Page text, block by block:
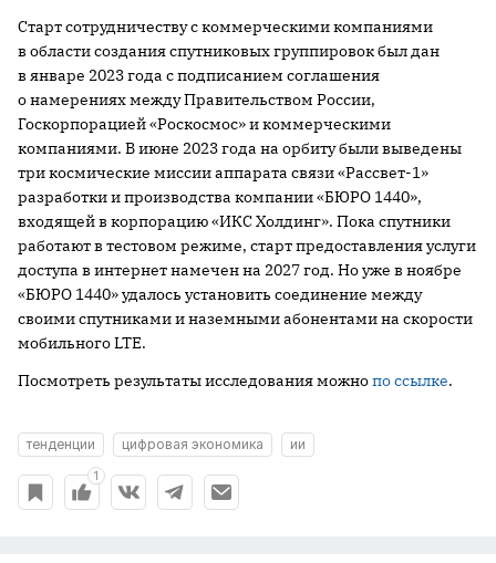
Старт сотрудничеству с коммерческими компаниями
в области создания спутниковых группировок был дан
в январе 2023 года с подписанием соглашения
о намерениях между Правительством России,
Госкорпорацией «Роскосмос» и коммерческими
компаниями. В июне 2023 года на орбиту были выведены
три космические миссии аппарата связи «Рассвет-1»
разработки и производства компании «БЮРО 1440»,
входящей в корпорацию «ИКС Холдинг». Пока спутники
работают в тестовом режиме, старт предоставления услуги
доступа в интернет намечен на 2027 год. Но уже в ноябре
«БЮРО 1440» удалось установить соединение между
своими спутниками и наземными абонентами на скорости
мобильного LTE.
Посмотреть результаты исследования можнопо ссылке.
тенденции цифровая экономика ии
1